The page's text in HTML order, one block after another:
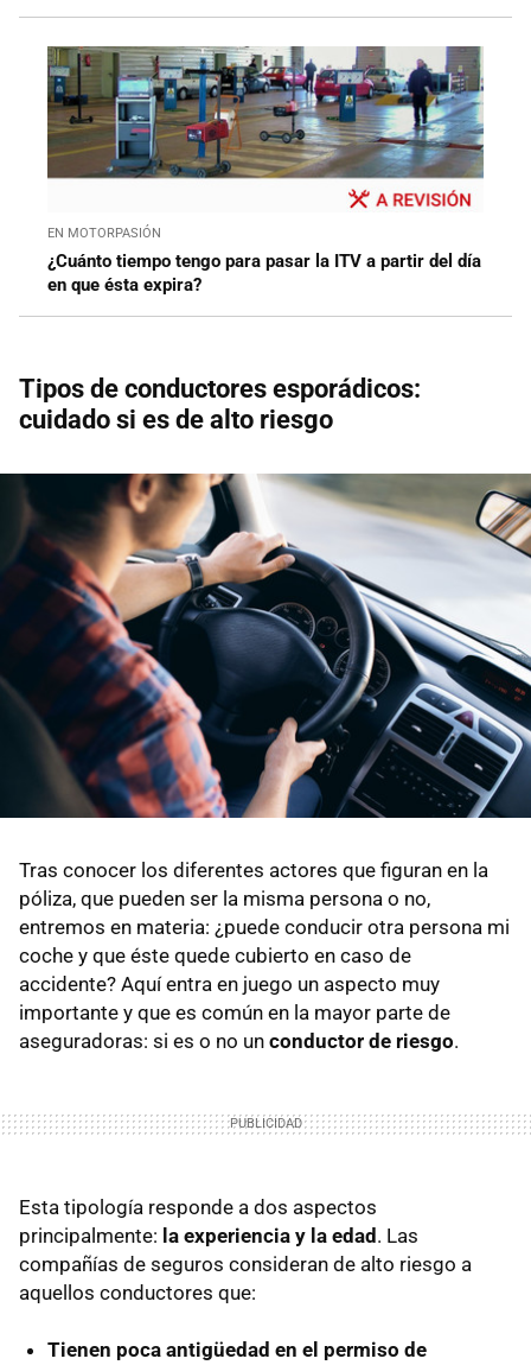
EN MOTORPASIÓN
¿Cuánto tiempo tengo para pasar la ITV a partir del día
en que ésta expira?
Tipos de conductores esporádicos:
cuidado si es de alto riesgo
Tras conocer los diferentes actores que figuran en la
póliza, que pueden ser la misma persona o no,
entremos en materia: ¿puede conducir otra persona mi
coche y que éste quede cubierto en caso de
accidente? Aquí entra en juego un aspecto muy
importante y que es común en la mayor parte de
aseguradoras: si es o no un conductor de riesgo.
Esta tipología responde a dos aspectos
principalmente: la experiencia y la edad . Las
compañías de seguros consideran de alto riesgo a
aquellos conductores que:
Tienen poca antigüedad en el permiso de